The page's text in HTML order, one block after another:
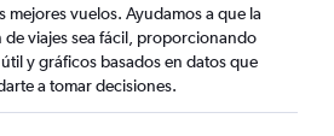
mejores vuelos. Ayudamos a que la
de viajes sea fácil, proporcionando
y gráficos basados en datos que
a tomar decisiones.